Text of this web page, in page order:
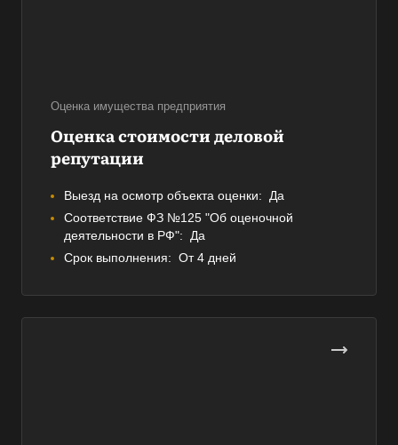
Оценка имущества предприятия
Оценка стоимости деловой
репутации
Выезд на осмотр объекта оценки:
Да
Соответствие ФЗ №125 "Об оценочной
деятельности в РФ":
Да
Срок выполнения: От 4 дней